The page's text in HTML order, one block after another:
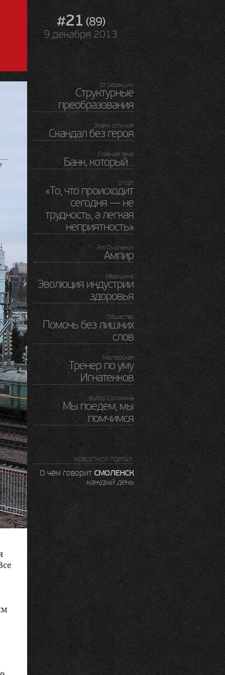
#21 (89)
9 декабря 2013
От редакции
Структурные
преобразования
Знаки отличия
Скандал без героя
Главная тема
Банк, который…
Спорт
«То, что происходит
сегодня — не
трудность, а легкая
неприятность»
Это Смоленск
Ампир
Медицина
Эволюция индустрии
здоровья
Обшество
Помочь без лишних
слов
Мастерская
Тренер по уму
Игнатенков
Выбор Соломона
Мы поедем, мы
помчимся
НОВОСТНОЙ ПОРТАЛ:
О чём говорит СМОЛЕНСК
каждый день